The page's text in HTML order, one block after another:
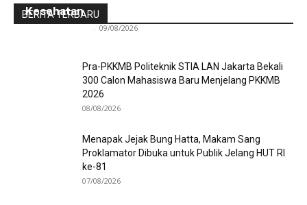
BERITA TERBARU
Kesehatan
- 09/08/2026
Pra-PKKMB Politeknik STIA LAN Jakarta Bekali
300 Calon Mahasiswa Baru Menjelang PKKMB
2026
08/08/2026
Menapak Jejak Bung Hatta, Makam Sang
Proklamator Dibuka untuk Publik Jelang HUT RI
ke-81
07/08/2026